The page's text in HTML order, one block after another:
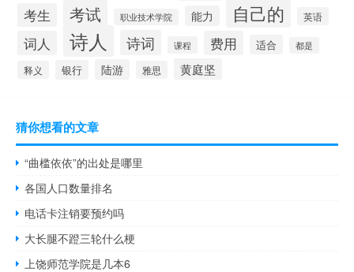
考生 考试 职业技术学院 能力 自己的 英语
词人 诗人 诗词 课程 费用 适合 都是
释义 银行 陆游 雅思 黄庭坚
猜你想看的文章
“曲槛依依”的出处是哪里
各国人口数量排名
电话卡注销要预约吗
大长腿不蹬三轮什么梗
上饶师范学院是几本6